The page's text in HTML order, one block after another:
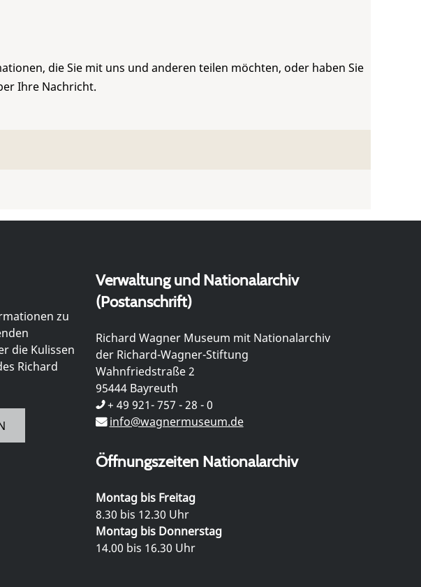
die Sie mit uns und anderen teilen möchten, oder haben Sie
Ihre Nachricht.
zu
die Kulissen
Richard
Verwaltung und Nationalarchiv
(Postanschrift)
Richard Wagner Museum mit Nationalarchiv
der Richard-Wagner-Stiftung
Wahnfriedstraße 2
95444 Bayreuth
+ 49 921- 757 - 28 - 0
info@wagnermuseum.de
Öffnungszeiten Nationalarchiv
Montag bis Freitag
8.30 bis 12.30 Uhr
Montag bis Donnerstag
14.00 bis 16.30 Uhr